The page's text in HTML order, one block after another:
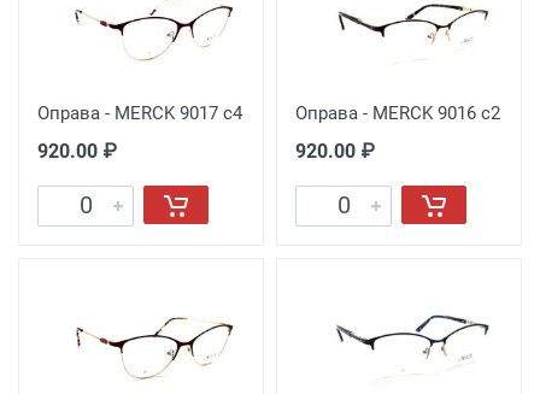
Оправа - MERCK 9017 с4
920.00 ₽
Оправа - MERCK 9016 с2
920.00 ₽